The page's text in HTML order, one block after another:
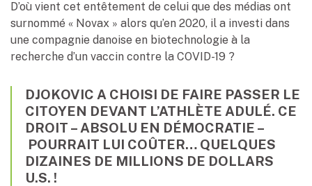
D’où vient cet entêtement de celui que des médias ont
surnommé « Novax » alors qu’en 2020, il a investi dans
une compagnie danoise en biotechnologie à la
recherche d’un vaccin contre la COVID-19 ?
DJOKOVIC A CHOISI DE FAIRE PASSER LE
CITOYEN DEVANT L’ATHLÈTE ADULÉ. CE
DROIT – ABSOLU EN DÉMOCRATIE –
POURRAIT LUI COÛTER… QUELQUES
DIZAINES DE MILLIONS DE DOLLARS
U.S. !